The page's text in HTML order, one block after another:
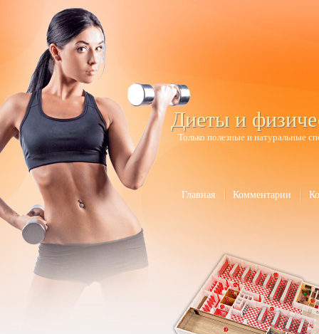
Диеты и
Только полезные и натуральные
Главная Комментарии